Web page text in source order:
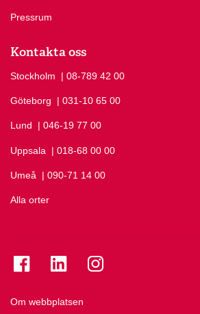
Pressrum
Kontakta oss
Stockholm Ring Stockholm på
| 08-789 42 00
Göteborg Ring Göteborg på
| 031-10 65 00
Lund Ring Lund på
| 046-19 77 00
Uppsala Ring Uppsala på
| 018-68 00 00
Umeå Ring Umeå på
| 090-71 14 00
Alla orter
Om webbplatsen
Se folkuniversitetet på Facebook
Se folkuniversitetet på LinkedIn